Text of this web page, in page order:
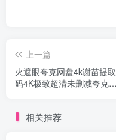
上一篇
火遮眼夸克网盘4k谢苗提取
码4K极致超清未删减夸克网
相关推荐